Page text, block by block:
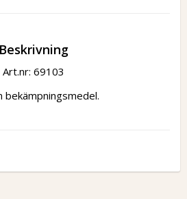
Beskrivning
Art.nr: 69103
bekämpningsmedel.